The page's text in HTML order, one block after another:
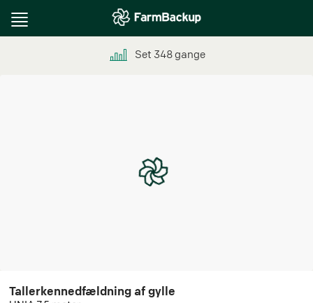
Toggle
Set 348gange
Tallerkennedfældning af gylle